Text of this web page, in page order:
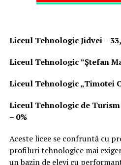
Liceul Tehnologic Jidvei –
Liceul Tehnologic ”Ștefan
Liceul Tehnologic „Timotei
Liceul Tehnologic de
– 0%
Aceste licee se confruntă cu
profiluri tehnologice mai
un bazin de elevi cu